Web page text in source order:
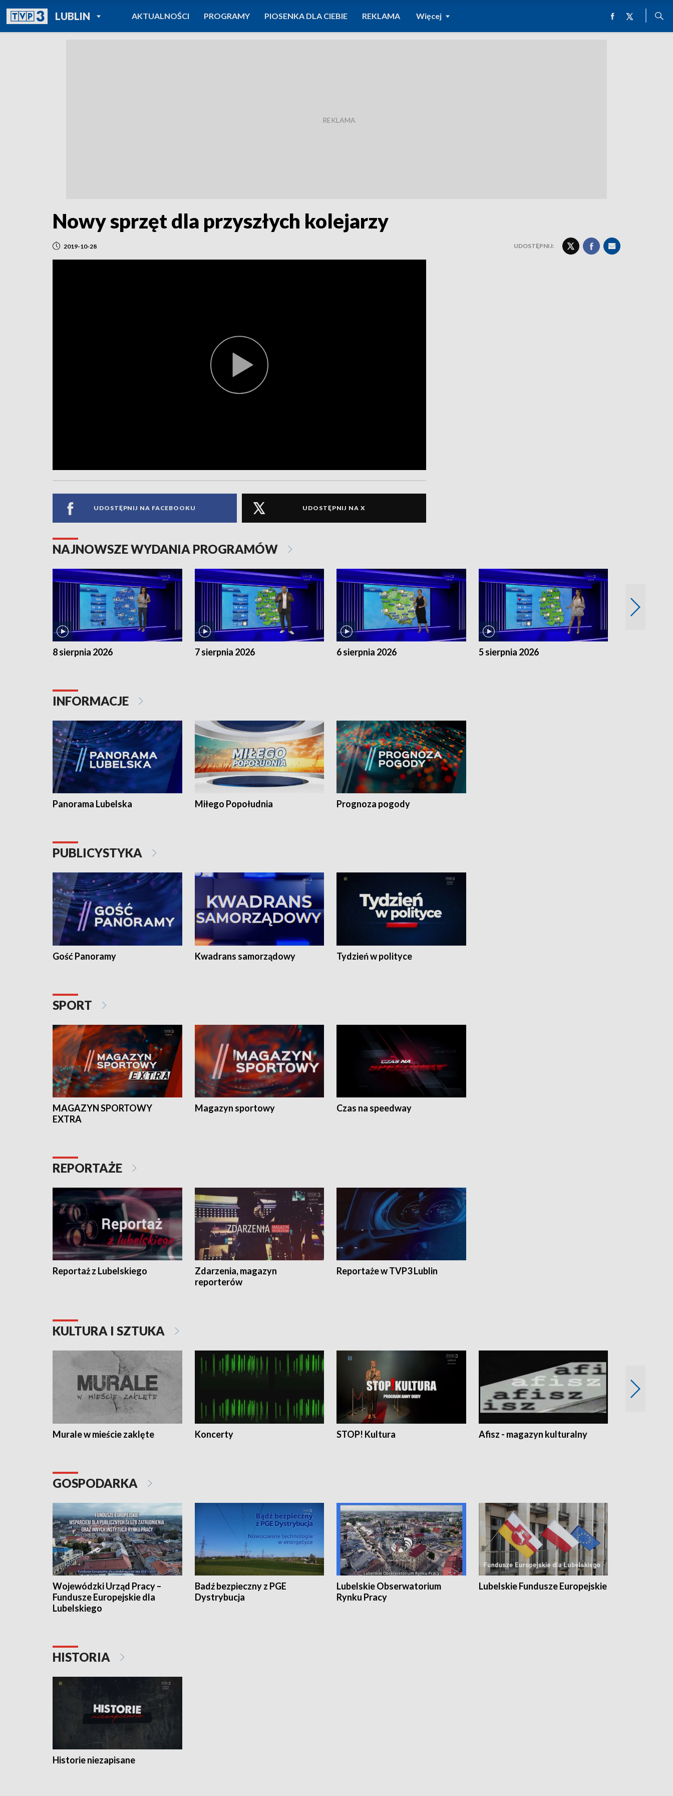
LUBLINPOWRÓT DO
TVP REGIONY
AKTUALNOŚCI PROGRAMY PIOSENKA DLA CIEBIE REKLAMA Więcej
Nowy sprzęt dla przyszłych kolejarzy
2019-10-28 UDOSTĘPNIJ:
UDOSTĘPNIJ NA FACEBOOKU UDOSTĘPNIJ NA X
NAJNOWSZE WYDANIA PROGRAMÓW
8 sierpnia 2026 7 sierpnia 2026 6 sierpnia 2026 5 sierpnia 2026
INFORMACJE
Panorama Lubelska Miłego Popołudnia Prognoza pogody
PUBLICYSTYKA
Gość Panoramy Kwadrans samorządowy Tydzień w polityce
SPORT
MAGAZYN SPORTOWY
EXTRA
Magazyn sportowy Czas na speedway
REPORTAŻE
Reportaż z Lubelskiego
Zdarzenia, magazyn
reporterów
Reportaże w TVP3 Lublin
KULTURA I SZTUKA
Murale w mieście zaklęte Koncerty STOP! Kultura Afisz - magazyn kulturalny
GOSPODARKA
Wojewódzki Urząd Pracy –
Fundusze Europejskie dla
Lubelskiego
Badź bezpieczny z PGE
Dystrybucja
Lubelskie Obserwatorium
Rynku Pracy
Lubelskie Fundusze Europejskie
HISTORIA
Historie niezapisane